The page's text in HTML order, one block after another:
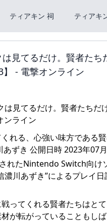
ティアキン 祠 ティアキ
見てるだけ。賢者た
- 電撃オンライン
れる、心強い味方である
ずき 公開日時 2023年07
れたNintendo Switch向け
川あずき”によるプレイ日
ってくれる賢者たちはと
が転がっていることもしば